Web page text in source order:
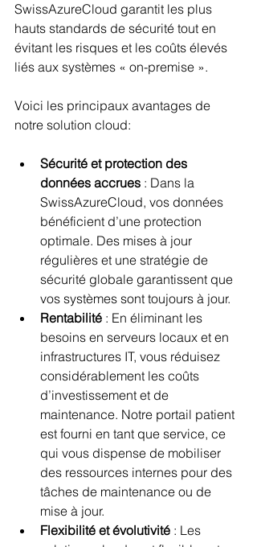
SwissAzureCloud garantit les plus
hauts standards de sécurité tout en
évitant les risques et les coûts élevés
liés aux systèmes « on-premise ».
Voici les principaux avantages de
notre solution cloud:
Sécurité et protection des
données accrues : Dans la
SwissAzureCloud, vos données
bénéficient d’une protection
optimale. Des mises à jour
régulières et une stratégie de
sécurité globale garantissent que
vos systèmes sont toujours à jour.
Rentabilité : En éliminant les
besoins en serveurs locaux et en
infrastructures IT, vous réduisez
considérablement les coûts
d’investissement et de
maintenance. Notre portail patient
est fourni en tant que service, ce
qui vous dispense de mobiliser
des ressources internes pour des
tâches de maintenance ou de
mise à jour.
Flexibilité et évolutivité : Les